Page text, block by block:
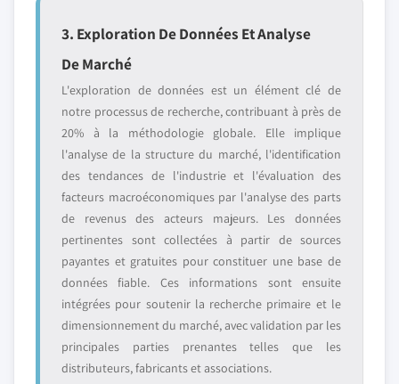
3. Exploration De Données Et Analyse
De Marché
L'exploration de données est un élément clé de
notre processus de recherche, contribuant à près de
20% à la méthodologie globale. Elle implique
l'analyse de la structure du marché, l'identification
des tendances de l'industrie et l'évaluation des
facteurs macroéconomiques par l'analyse des parts
de revenus des acteurs majeurs. Les données
pertinentes sont collectées à partir de sources
payantes et gratuites pour constituer une base de
données fiable. Ces informations sont ensuite
intégrées pour soutenir la recherche primaire et le
dimensionnement du marché, avec validation par les
principales parties prenantes telles que les
distributeurs, fabricants et associations.